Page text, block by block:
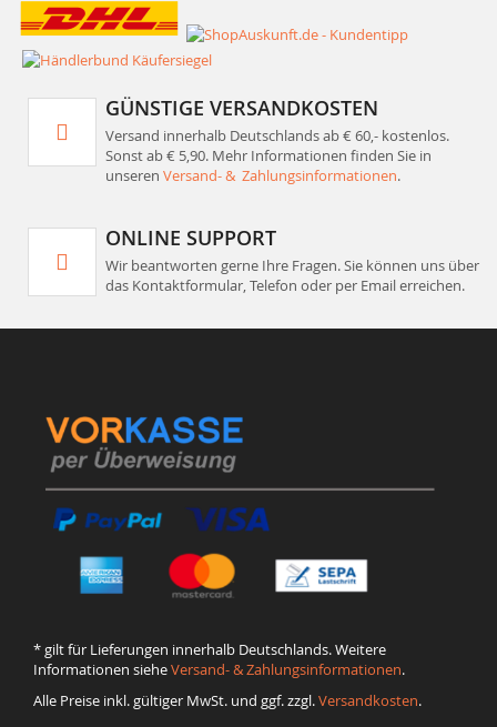
GÜNSTIGE VERSANDKOSTEN
Versand innerhalb Deutschlands ab € 60,- kostenlos.
Sonst ab € 5,90. Mehr Informationen finden Sie in
unseren Versand- & Zahlungsinformationen.
ONLINE SUPPORT
Wir beantworten gerne Ihre Fragen. Sie können uns über
das Kontaktformular, Telefon oder per Email erreichen.
* gilt für Lieferungen innerhalb Deutschlands. Weitere
Informationen sieheVersand- & Zahlungsinformationen.
Alle Preise inkl. gültiger MwSt. und ggf. zzgl.Versandkosten.